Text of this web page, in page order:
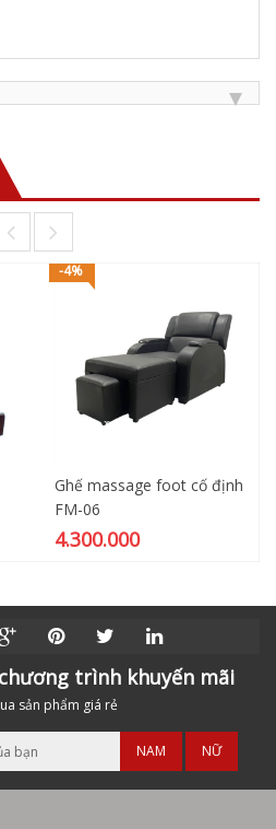
-4%
Ghế massage foot cố định
FM-06
4.300.000
trình khuyến mãi
sản phẩm giá rẻ
NAM NỮ